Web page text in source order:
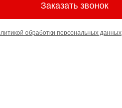
Заказать звонок
обработки персональных данных